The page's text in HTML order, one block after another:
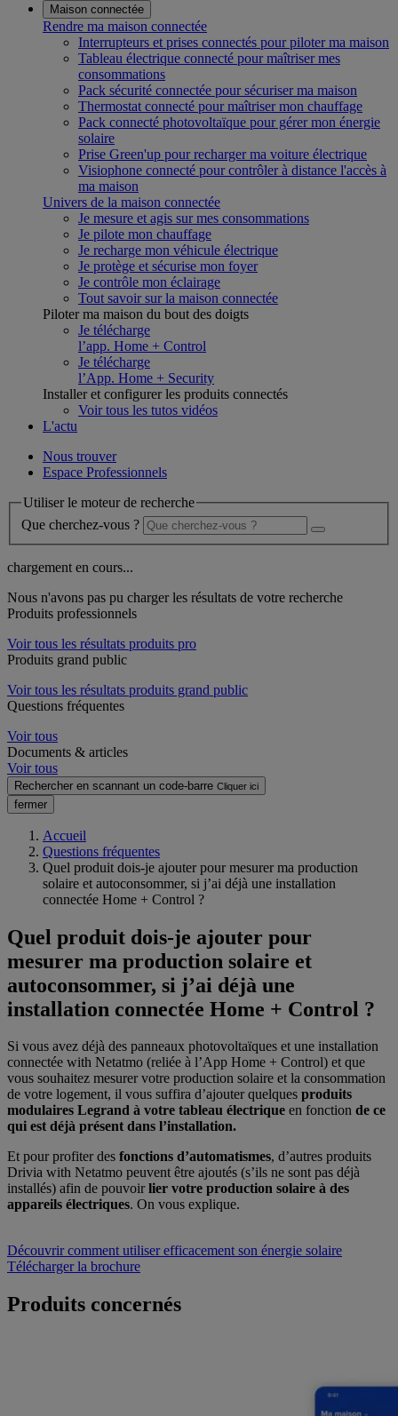
Maison connectée
Rendre ma maison connectée
Interrupteurs et prises connectés pour piloter ma maison
Tableau électrique connecté pour maîtriser mes
consommations
Pack sécurité connectée pour sécuriser ma maison
Thermostat connecté pour maîtriser mon chauffage
Pack connecté photovoltaïque pour gérer mon énergie
solaire
Prise Green'up pour recharger ma voiture électrique
Visiophone connecté pour contrôler à distance l'accès à
ma maison
Univers de la maison connectée
Je mesure et agis sur mes consommations
Je pilote mon chauffage
Je recharge mon véhicule électrique
Je protège et sécurise mon foyer
Je contrôle mon éclairage
Tout savoir sur la maison connectée
Piloter ma maison du bout des doigts
Je télécharge
l’app. Home + Control
Je télécharge
l’App. Home + Security
Installer et configurer les produits connectés
Voir tous les tutos vidéos
L'actu
Nous trouver
Espace Professionnels
Utiliser le moteur de recherche
Que cherchez-vous ?
chargement en cours...
Nous n'avons pas pu charger les résultats de votre recherche
Produits professionnels
Voir tous les résultats produits pro
Produits grand public
Voir tous les résultats produits grand public
Questions fréquentes
Voir tous
Documents & articles
Voir tous
Rechercher en scannant un code-barre Cliquer ici
fermer
Accueil
Questions fréquentes
Quel produit dois-je ajouter pour mesurer ma production
solaire et autoconsommer, si j’ai déjà une installation
connectée Home + Control ?
Quel produit dois-je ajouter pour
mesurer ma production solaire et
autoconsommer, si j’ai déjà une
installation connectée Home + Control ?
Si vous avez déjà des panneaux photovoltaïques et une installation
connectée with Netatmo (reliée à l’App Home + Control) et que
vous souhaitez mesurer votre production solaire et la consommation
de votre logement, il vous suffira d’ajouter quelques produits
modulaires Legrand à votre tableau électrique en fonction de ce
qui est déjà présent dans l’installation.
Et pour profiter des fonctions d’automatismes, d’autres produits
Drivia with Netatmo peuvent être ajoutés (s’ils ne sont pas déjà
installés) afin de pouvoirlier votre production solaire à des
appareils électriques. On vous explique.
Découvrir comment utiliser efficacement son énergie solaire
Télécharger la brochure
Produits concernés